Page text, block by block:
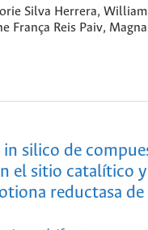
Silva Herrera,
França Reis Paiv,
silico de
el sitio catalítico
reductasa de